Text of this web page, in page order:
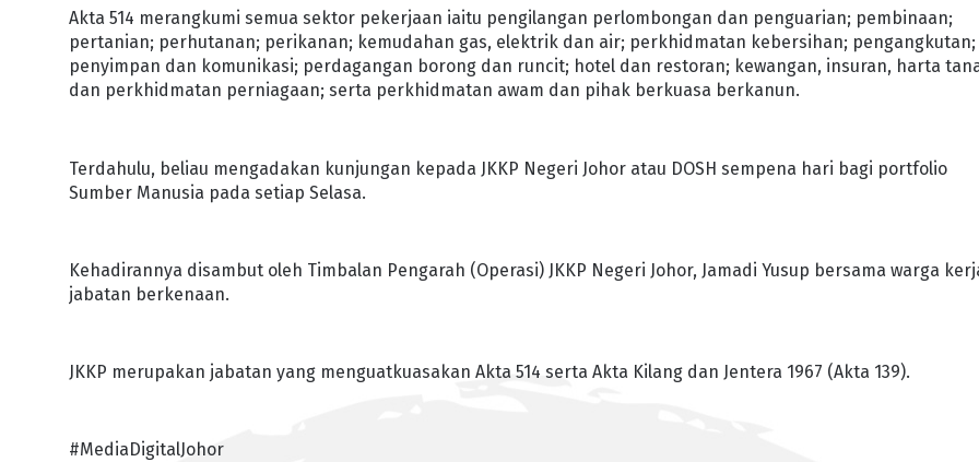
Akta 514 merangkumi semua sektor pekerjaan iaitu pengilangan perlombongan dan penguarian; pembinaan;
pertanian; perhutanan; perikanan; kemudahan gas, elektrik dan air; perkhidmatan kebersihan; pengangkutan;
penyimpan dan komunikasi; perdagangan borong dan runcit; hotel dan restoran; kewangan, insuran, harta
dan perkhidmatan perniagaan; serta perkhidmatan awam dan pihak berkuasa berkanun.
Terdahulu, beliau mengadakan kunjungan kepada JKKP Negeri Johor atau DOSH sempena hari bagi portfolio
Sumber Manusia pada setiap Selasa.
Kehadirannya disambut oleh Timbalan Pengarah (Operasi) JKKP Negeri Johor, Jamadi Yusup bersama warga
jabatan berkenaan.
JKKP merupakan jabatan yang menguatkuasakan Akta 514 serta Akta Kilang dan Jentera 1967 (Akta 139).
#MediaDigitalJohor